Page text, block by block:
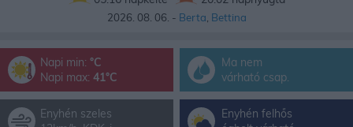
2026. 08. 06. - Berta Bettina
Napi min: °C
Napi max: 41°C
Ma nem
várható csap.
Enyhén szeles
Enyhén felhős